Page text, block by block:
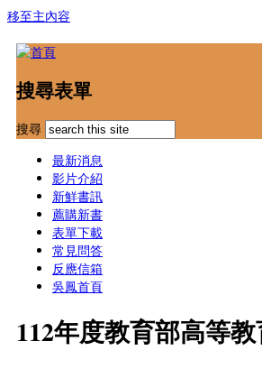
移至主內容
搜尋表單
搜尋
最新消息
影片介紹
新鮮書訊
薦購新書
表單下載
常見問答
反應信箱
吳鳳首頁
112年度教育部高等